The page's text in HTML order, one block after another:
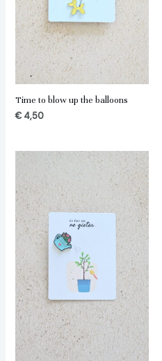
Time to blow up the balloons
€4,50